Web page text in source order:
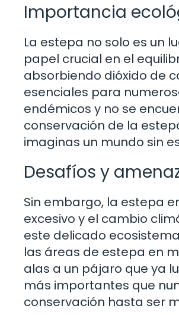
Importancia
La estepa no solo es un
papel crucial en el
absorbiendo dióxido de
esenciales para
endémicos y no se
conservación de la
imaginas un mundo sin
Desafíos y
Sin embargo, la estepa
excesivo y el cambio
este delicado
las áreas de estepa en
alas a un pájaro que ya
más importantes que
conservación hasta ser